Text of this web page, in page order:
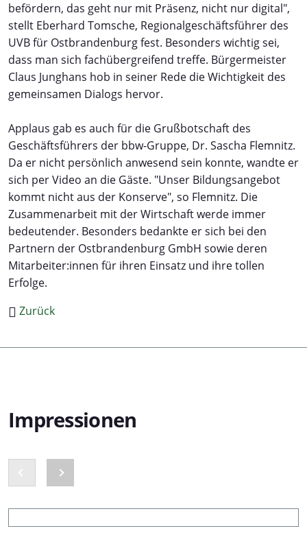
befördern, das geht nur mit Präsenz, nicht nur digital",
stellt Eberhard Tomsche, Regionalgeschäftsführer des
UVB für Ostbrandenburg fest. Besonders wichtig sei,
dass man sich fachübergreifend treffe. Bürgermeister
Claus Junghans hob in seiner Rede die Wichtigkeit des
gemeinsamen Dialogs hervor.
Applaus gab es auch für die Grußbotschaft des
Geschäftsführers der bbw-Gruppe, Dr. Sascha Flemnitz.
Da er nicht persönlich anwesend sein konnte, wandte er
sich per Video an die Gäste. "Unser Bildungsangebot
kommt nicht aus der Konserve", so Flemnitz. Die
Zusammenarbeit mit der Wirtschaft werde immer
bedeutender. Besonders bedankte er sich bei den
Partnern der Ostbrandenburg GmbH sowie deren
Mitarbeiter:innen für ihren Einsatz und ihre tollen
Erfolge.
Zurück
Impressionen